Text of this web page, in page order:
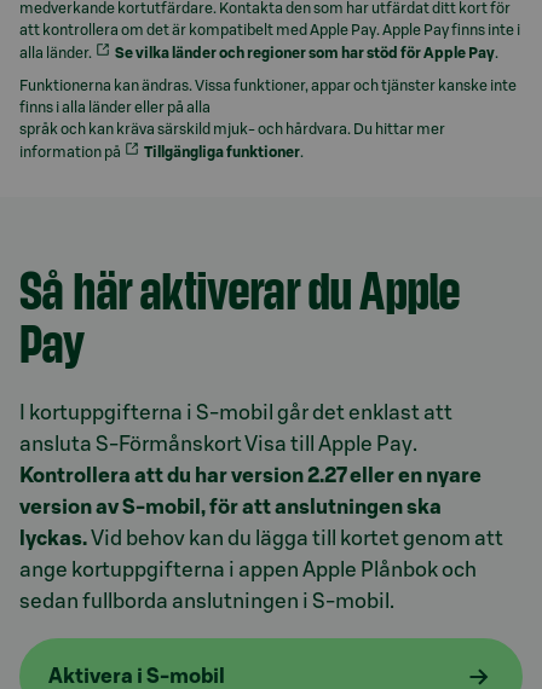
medverkande kortutfärdare. Kontakta den som har utfärdat ditt kort för
att kontrollera om det är kompatibelt med Apple Pay. Apple Pay finns inte i
alla länder.
Se vilka länder och regioner som har stöd för Apple Pay.
Funktionerna kan ändras. Vissa funktioner, appar och tjänster kanske inte
finns i alla länder eller på alla
språk och kan kräva särskild mjuk- och hårdvara. Du hittar mer
information på
Tillgängliga funktioner.
Så här aktiverar du Apple
Pay
I kortuppgifterna i S-mobil går det enklast att
ansluta S-Förmånskort Visa till Apple Pay.
Kontrollera att du har version 2.27 eller en nyare
version av S-mobil, för att anslutningen ska
lyckas.Vid behov kan du lägga till kortet genom att
ange kortuppgifterna i appen Apple Plånbok och
sedan fullborda anslutningen i S-mobil.
Aktivera i S-mobil